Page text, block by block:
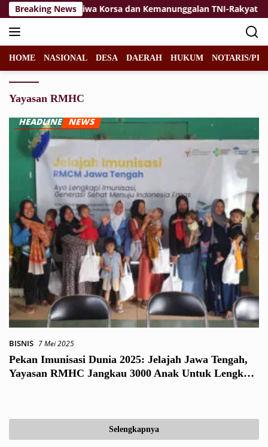
Langsung
ke
konten
Breaking NewsJiwa Korsa dan Kemanunggalan TNI-Rakyat Jadi
HOME NASIONAL DESA DAERAH HUKUM NOTARIS/
Yayasan RMHC
BISNIS 7 Mei 2025
Pekan Imunisasi Dunia 2025: Jelajah Jawa Tengah,
Yayasan RMHC Jangkau 3000 Anak Untuk Lengkapi
Selengkapnya